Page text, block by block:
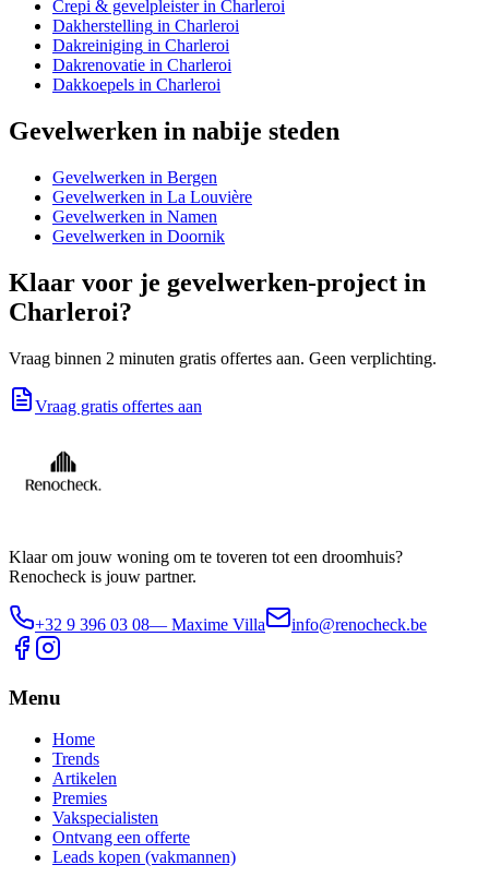
Crepi & gevelpleisterin Charleroi
Dakherstelling in Charleroi
Dakreiniging in Charleroi
Dakrenovatie in Charleroi
Dakkoepels in Charleroi
Gevelwerken in nabije steden
Gevelwerken in Bergen
Gevelwerken in La Louvière
Gevelwerken in Namen
Gevelwerken in Doornik
Klaar voor je gevelwerken-project in
Charleroi?
Vraag binnen 2 minuten gratis offertes aan. Geen verplichting.
Vraag gratis offertes aan
Klaar om jouw woning om te toveren tot een droomhuis?
Renocheck is jouw partner.
+32 9 396 03 08— Maxime Villa info@renocheck.be
Menu
Home
Trends
Artikelen
Premies
Vakspecialisten
Ontvang een offerte
Leads kopen (vakmannen)